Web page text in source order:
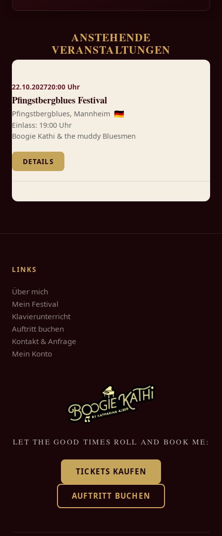
ANSTEHENDE
VERANSTALTUNGEN
22.10.202720:00 Uhr
Pfingstbergblues Festival
Pfingstbergblues, Mannheim 🇩🇪
Einlass: 19:00 Uhr
Boogie Kathi & the muddy Bluesmen
DETAILS
LINKS
Über mich
Mein Festival
Klavierunterricht
Auftritt buchen
Kontakt & Anfrage
Mein Konto
LET THE GOOD TIMES ROLL AND BOOK ME:
TICKETS KAUFEN
AUFTRITT BUCHEN